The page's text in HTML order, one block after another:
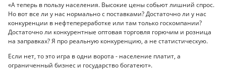
«А теперь в пользу населения. Высокие цены собьют лишний спрос.
Но вот все ли у нас нормально с поставками? Достаточно ли у нас
конкуренции в нефтепереработке или там только госкомпании?
Достаточно ли конкурентные оптовая торговля горючим и розница
на заправках? Я про реальную конкуренцию, а не статистическую.
Если нет, то это игра в одни ворота - население платит, а
ограниченный бизнес и государство богатеют».